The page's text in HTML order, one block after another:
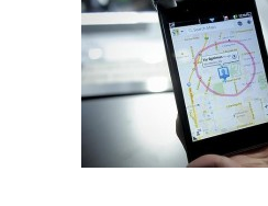
PREOCUPACIÓN
POR
«PROBLEMA
PRIVACIDAD